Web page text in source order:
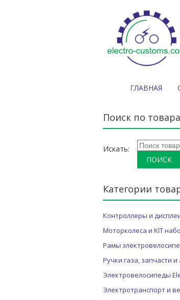
ГЛАВНАЯ
Поиск по
Искать:
Категории
Контроллеры и
Моторколеса и KIT
Рамы
Ручки газа, запчасти и
Электровелосипеды
Электротранспорт и